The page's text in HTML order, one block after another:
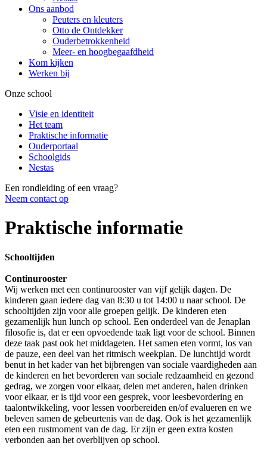
Ons aanbod
Peuters en kleuters
Otto de Ontdekker
Ouderbetrokkenheid
Meer- en hoogbegaafdheid
Kom kijken
Werken bij
Onze school
Visie en identiteit
Het team
Praktische informatie
Ouderportaal
Schoolgids
Nestas
Een rondleiding of een vraag?
Neem contact op
Praktische informatie
Schooltijden
Continurooster
Wij werken met een continurooster van vijf gelijk dagen. De
kinderen gaan iedere dag van 8:30 u tot 14:00 u naar school. De
schooltijden zijn voor alle groepen gelijk. De kinderen eten
gezamenlijk hun lunch op school. Een onderdeel van de Jenaplan
filosofie is, dat er een opvoedende taak ligt voor de school. Binnen
deze taak past ook het middageten. Het samen eten vormt, los van
de pauze, een deel van het ritmisch weekplan. De lunchtijd wordt
benut in het kader van het bijbrengen van sociale vaardigheden aan
de kinderen en het bevorderen van sociale redzaamheid en gezond
gedrag, we zorgen voor elkaar, delen met anderen, halen drinken
voor elkaar, er is tijd voor een gesprek, voor leesbevordering en
taalontwikkeling, voor lessen voorbereiden en/of evalueren en we
beleven samen de gebeurtenis van de dag. Ook is het gezamenlijk
eten een rustmoment van de dag. Er zijn er geen extra kosten
verbonden aan het overblijven op school.